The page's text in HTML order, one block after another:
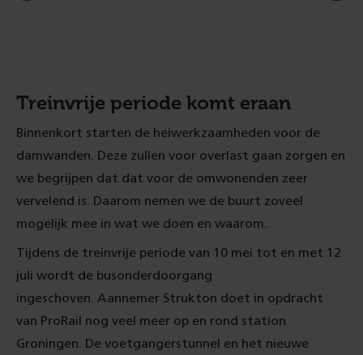
Treinvrije periode komt eraan
Binnenkort starten de heiwerkzaamheden voor de
damwanden. Deze zullen voor overlast gaan zorgen en
we begrijpen dat dat voor de omwonenden zeer
vervelend is. Daarom nemen we de buurt zoveel
mogelijk mee in wat we doen en waarom.
Tijdens de treinvrije periode van 10 mei tot en met 12
juli wordt de busonderdoorgang
ingeschoven. Aannemer Strukton doet in opdracht
van ProRail nog veel meer op en rond station
Groningen. De voetgangerstunnel en het nieuwe